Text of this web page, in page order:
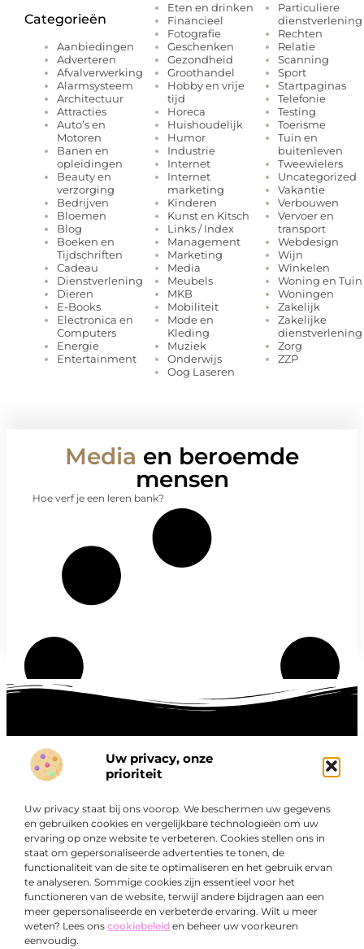
Uw privacy, onze
prioriteit
Uw privacy staat bij ons voorop. We beschermen uw gegevens
en gebruiken cookies en vergelijkbare technologieën om uw
ervaring op onze website te verbeteren. Cookies stellen ons in
staat om gepersonaliseerde advertenties te tonen, de
functionaliteit van de site te optimaliseren en het gebruik ervan
te analyseren. Sommige cookies zijn essentieel voor het
functioneren van de website, terwijl andere bijdragen aan een
meer gepersonaliseerde en verbeterde ervaring. Wilt u meer
weten? Lees ons cookiebeleid en beheer uw voorkeuren
eenvoudig.
Categorieën
Aanbiedingen
Adverteren
Afvalverwerking
Alarmsysteem
Architectuur
Attracties
Auto’s en
Motoren
Banen en
opleidingen
Beauty en
verzorging
Bedrijven
Bloemen
Blog
Boeken en
Tijdschriften
Cadeau
Dienstverlening
Dieren
E-Books
Electronica en
Computers
Energie
Entertainment
Eten en drinken
Financieel
Fotografie
Geschenken
Gezondheid
Groothandel
Hobby en vrije
tijd
Horeca
Huishoudelijk
Humor
Industrie
Internet
Internet
marketing
Kinderen
Kunst en Kitsch
Links / Index
Management
Marketing
Media
Meubels
MKB
Mobiliteit
Mode en
Kleding
Muziek
Onderwijs
Oog Laseren
Particuliere
dienstverlening
Rechten
Relatie
Scanning
Sport
Startpaginas
Telefonie
Testing
Toerisme
Tuin en
buitenleven
Tweewielers
Uncategorized
Vakantie
Verbouwen
Vervoer en
transport
Webdesign
Wijn
Winkelen
Woning en Tuin
Woningen
Zakelijk
Zakelijke
dienstverlening
Zorg
ZZP
Media en beroemde
mensen
Hoe verf je een leren bank?
Over
Bedrijf
“Ontdek een wereld van boeiende blogs en artikelen die
je zowel inspireren als informeren.”
Bij Exclusiefbedrijf.nl draait alles om het leveren van
kwalitatieve inzichten en verhalen die jouw dagelijks leven
verrijken en je uitdagen om verder te denken.
Onze informatie